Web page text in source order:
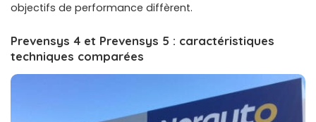
objectifs de performance diffèrent.
Prevensys 4 et Prevensys 5 : caractéristiques
techniques comparées